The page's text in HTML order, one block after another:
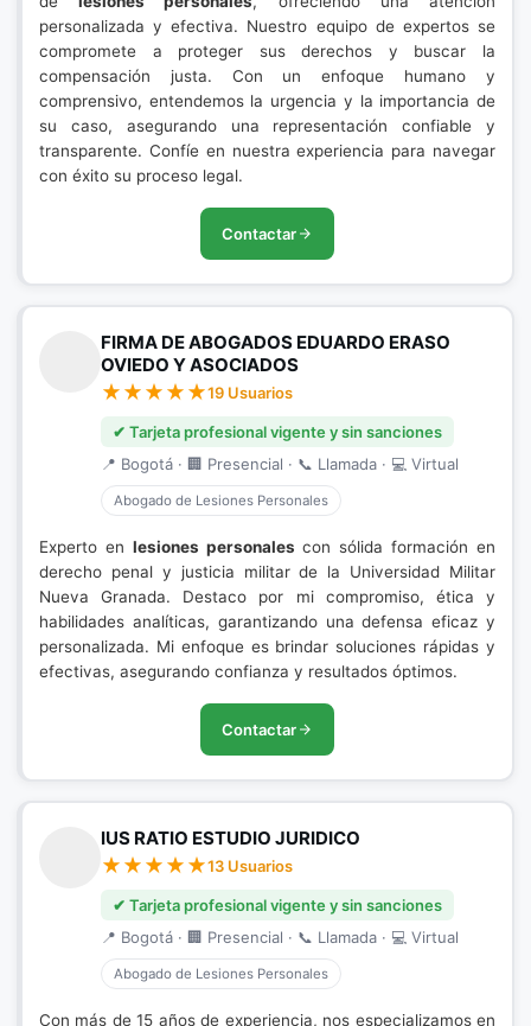
personalizada y efectiva. Nuestro equipo de expertos se
compromete a proteger sus derechos y buscar la
compensación justa. Con un enfoque humano y
comprensivo, entendemos la urgencia y la importancia de
su caso, asegurando una representación confiable y
transparente. Confíe en nuestra experiencia para navegar
con éxito su proceso legal.
Contactar
FIRMA DE ABOGADOS EDUARDO ERASO
OVIEDO Y ASOCIADOS
19 Usuarios
✔ Tarjeta profesional vigente y sin sanciones
📍 Bogotá · 🏢 Presencial · 📞 Llamada · 💻 Virtual
Abogado de Lesiones Personales
Experto en lesiones personales con sólida formación en
derecho penal y justicia militar de la Universidad Militar
Nueva Granada. Destaco por mi compromiso, ética y
habilidades analíticas, garantizando una defensa eficaz y
personalizada. Mi enfoque es brindar soluciones rápidas y
efectivas, asegurando confianza y resultados óptimos.
Contactar
IUS RATIO ESTUDIO JURIDICO
13 Usuarios
✔ Tarjeta profesional vigente y sin sanciones
📍 Bogotá · 🏢 Presencial · 📞 Llamada · 💻 Virtual
Abogado de Lesiones Personales
Con más de 15 años de experiencia, nos especializamos en